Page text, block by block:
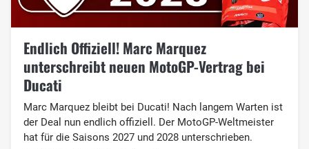
Endlich Offiziell! Marc Marquez
unterschreibt neuen MotoGP-Vertrag bei
Ducati
Marc Marquez bleibt bei Ducati! Nach langem Warten ist
der Deal nun endlich offiziell. Der MotoGP-Weltmeister
hat für die Saisons 2027 und 2028 unterschrieben.